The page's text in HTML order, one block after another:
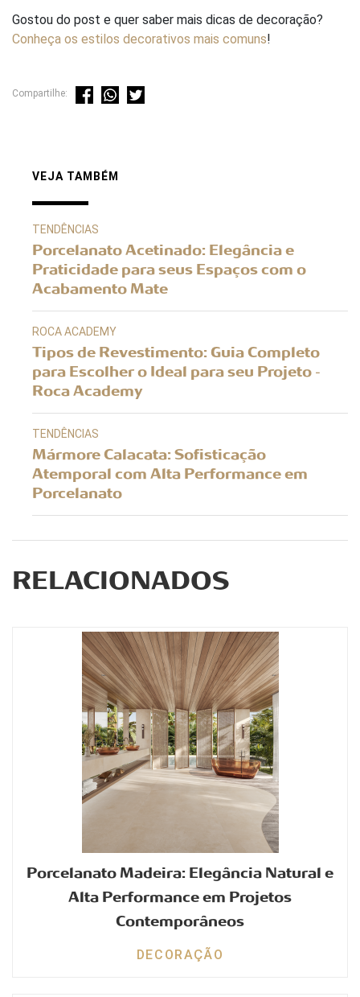
Gostou do post e quer saber mais dicas de decoração?
Conheça os estilos decorativos mais comuns!
Compartilhe:
VEJA TAMBÉM
TENDÊNCIAS
Porcelanato Acetinado: Elegância e
Praticidade para seus Espaços com o
Acabamento Mate
ROCA ACADEMY
Tipos de Revestimento: Guia Completo
para Escolher o Ideal para seu Projeto -
Roca Academy
TENDÊNCIAS
Mármore Calacata: Sofisticação
Atemporal com Alta Performance em
Porcelanato
RELACIONADOS
Porcelanato Madeira: Elegância Natural e
Alta Performance em Projetos
Contemporâneos
DECORAÇÃO